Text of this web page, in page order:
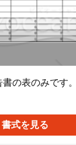
の表のみです。
書式を見る